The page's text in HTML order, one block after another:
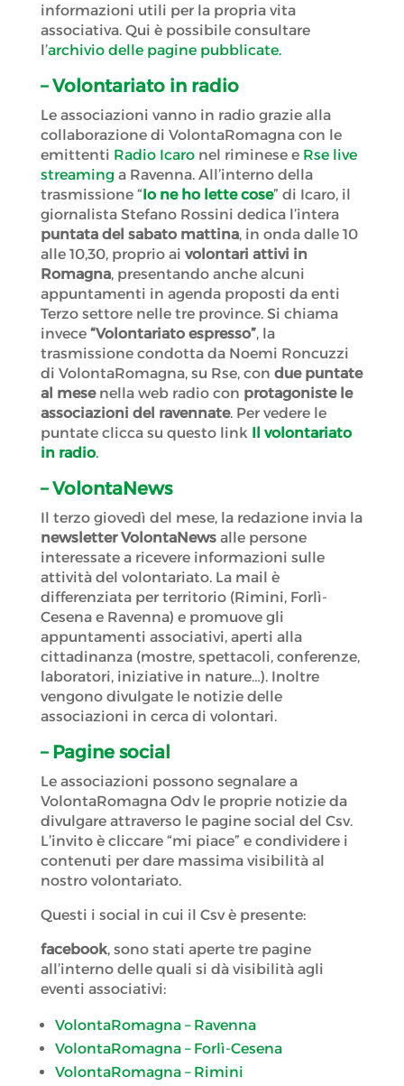
informazioni utili per la propria vita
associativa. Qui è possibile consultare
l’archivio delle pagine pubblicate.
– Volontariato in radio
Le associazioni vanno in radio grazie alla
collaborazione di VolontaRomagna con le
emittenti Radio Icaronel riminese e Rse live
streaming a Ravenna. All’interno della
trasmissione “Io ne ho lette cose” di Icaro, il
giornalista Stefano Rossini dedica l’intera
puntata del sabato mattina, in onda dalle 10
alle 10,30, proprio ai volontari attivi in
Romagna, presentando anche alcuni
appuntamenti in agenda proposti da enti
Terzo settore nelle tre province. Si chiama
invece “Volontariato espresso”, la
trasmissione condotta da Noemi Roncuzzi
di VolontaRomagna, su Rse, con due puntate
al mesenella web radio con protagoniste le
associazioni del ravennate. Per vedere le
puntate clicca su questo link Il volontariato
in radio.
– VolontaNews
Il terzo giovedì del mese, la redazione invia la
newsletter VolontaNewsalle persone
interessate a ricevere informazioni sulle
attività del volontariato. La mail è
differenziata per territorio (Rimini, Forlì-
Cesena e Ravenna) e promuove gli
appuntamenti associativi, aperti alla
cittadinanza (mostre, spettacoli, conferenze,
laboratori, iniziative in nature…). Inoltre
vengono divulgate le notizie delle
associazioni in cerca di volontari.
– Pagine social
Le associazioni possono segnalare a
VolontaRomagna Odv le proprie notizie da
divulgare attraverso le pagine social del Csv.
L’invito è cliccare “mi piace” e condividere i
contenuti per dare massima visibilità al
nostro volontariato.
Questi i social in cui il Csv è presente:
facebook, sono stati aperte tre pagine
all’interno delle quali si dà visibilità agli
eventi associativi:
VolontaRomagna – Ravenna
VolontaRomagna – Forlì-Cesena
VolontaRomagna – Rimini